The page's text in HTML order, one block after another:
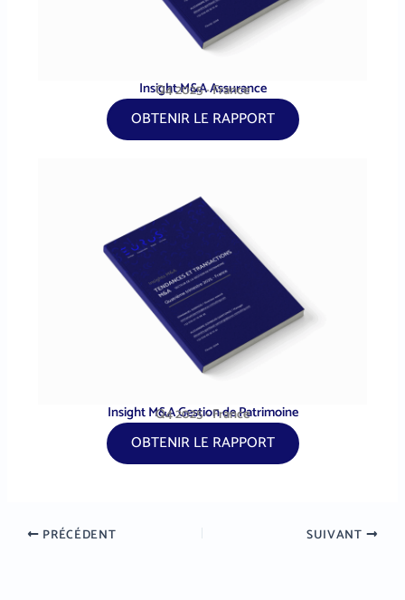
Insight M&A Assurance
Q4 2025 - France
OBTENIR LE RAPPORT
Insight M&A Gestion de Patrimoine
Q4 2025 - France
OBTENIR LE RAPPORT
PRÉCÉDENT SUIVANT